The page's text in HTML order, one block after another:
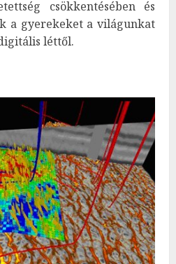
csökkentésében és
a gyerekeket a világunkat
léttől.